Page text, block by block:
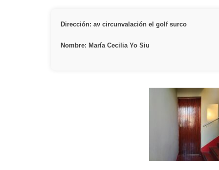
Dirección: av circunvalación el golf surco
Nombre: María Cecilia Yo Siu